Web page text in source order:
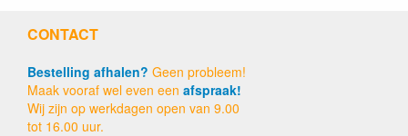
CONTACT
Bestelling afhalen? Geen probleem!
Maak vooraf wel even een afspraak!
Wij zijn op werkdagen open van 9.00
tot 16.00 uur.